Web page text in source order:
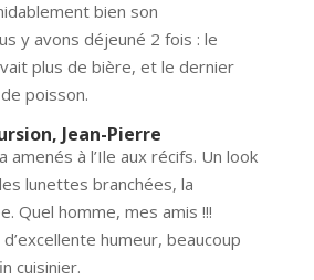
bien son
y avons déjeuné 2 fois : le
plus de bière, et le dernier
poisson.
Jean-Pierre
amenés à l’Ile aux récifs. Un look
lunettes branchées, la
Quel homme, mes amis !!!
humeur, beaucoup
cuisinier.